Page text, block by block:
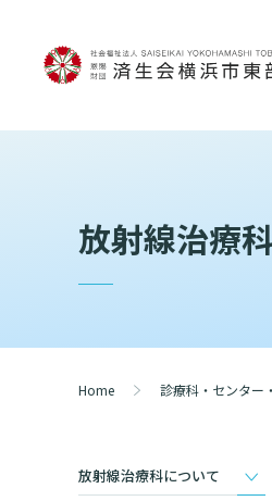
院長あいさつ
理念・方針・患者さんの権利
施設概要と沿革
初診の方へ
セカンドオピニオンのご案内
患者さんのご紹介方法
医療連携センターのご案内
基本情報
院長あいさつ
患者さんの権利
倫理に関する事
放射線治療科
Home 診療科・センター
放射線治療科について